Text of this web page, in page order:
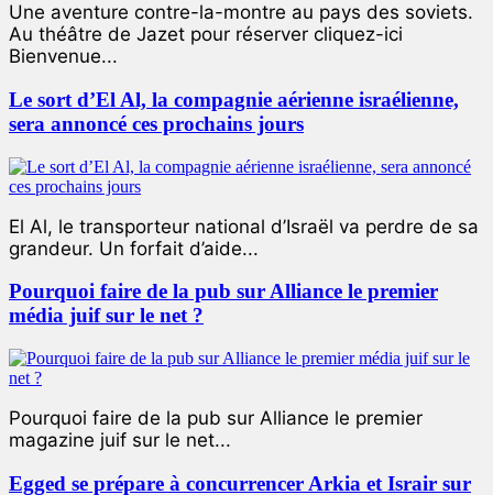
Une aventure contre-la-montre au pays des soviets.
Au théâtre de Jazet pour réserver cliquez-ici
Bienvenue...
Le sort d’El Al, la compagnie aérienne israélienne,
sera annoncé ces prochains jours
El Al, le transporteur national d’Israël va perdre de sa
grandeur. Un forfait d’aide...
Pourquoi faire de la pub sur Alliance le premier
média juif sur le net ?
Pourquoi faire de la pub sur Alliance le premier
magazine juif sur le net...
Egged se prépare à concurrencer Arkia et Israir sur